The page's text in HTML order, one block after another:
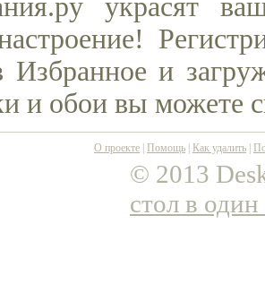
украсят
Избранное и
и обои вы можете
О проекте Помощь Как удалить
© 2013
стол в